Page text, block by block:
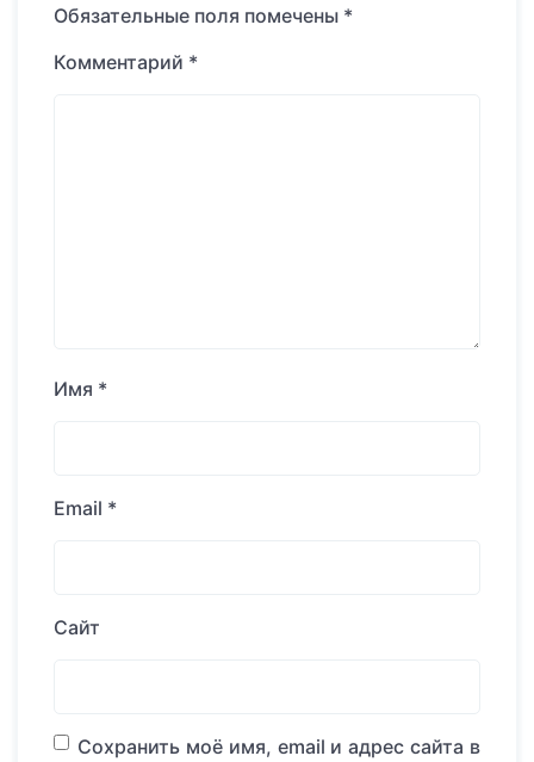
Обязательные поля помечены *
Комментарий *
Имя *
Email *
Сайт
Сохранить моё имя, email и адрес сайта в